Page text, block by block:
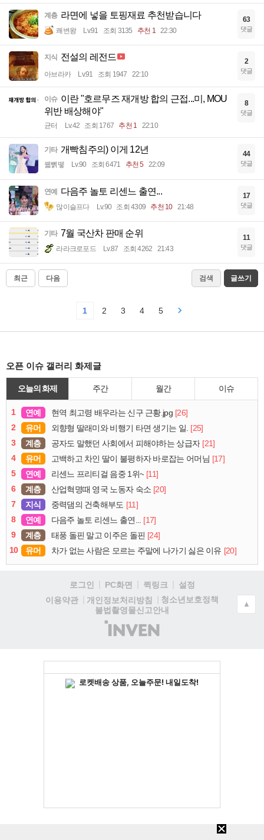
계층 라면에 넣을 토핑재료 추천받습니다
쾌변왕 Lv.91 조회 3135 추천 1 22:30
63
댓글
지식 전설의 레전드
아브라카 Lv.91 조회 1947 22:10
2
댓글
이슈 이란 "호르무즈 재개방 합의 근접...미, MOU
위반 배상해야"
균터 Lv.42 조회 1767 추천 1 22:10
8
댓글
기타 개빡침주의) 이게 12년
꿻뻵뗗 Lv.90 조회 6471 추천 5 22:09
44
댓글
연예 다음주 놀토 리센느 출연...
많이슬프다 Lv.90 조회 4309 추천 10 21:48
17
댓글
기타 7월 국산차 판매 순위
라라크로포드 Lv.87 조회 4262 21:43
11
댓글
최근 다음 검색 글쓰기
1 2 3 4 5
오픈 이슈 갤러리 화제글
오늘의 화제 주간 월간 이슈
1 연예 현역 최고령 배우라는 신구 근황.jpg [26]
2
유머 외향형 딸래미와 비행기 타면 생기는 일. [25]
3
계층 공자도 말했던 사회에서 피해야하는 상급자 [21]
4
유머 고백하고 차인 딸이 불평하자 바로잡는 어머님 [17]
5
연예 리센느 프리티걸 음중 1위~ [11]
6
계층 산업혁명때 영국 노동자 숙소 [20]
7
지식 중력댐의 건축해부도 [11]
8
연예 다음주 놀토 리센느 출연...
[17]
9
계층 태풍 돌핀 말고 이주은 돌핀 [24]
10
유머 차가 없는 사람은 모르는 주말에 나가기 싫은 이유 [20]
로그인 PC화면 퀵링크
설정
이용약관
개인정보처리방침
청소년보호정책
불법촬영물신고안내
(주)
인
▲